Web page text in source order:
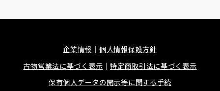
企業情報
個人情報保護方針
古物営業法に基づく表示
特定商取引法に基づく表示
保有個人データの開示等に関する手続